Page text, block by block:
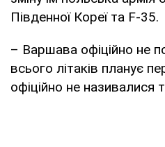
Південної Кореї та F-35.
– Варшава офіційно не
всього літаків планує
офіційно не називалися